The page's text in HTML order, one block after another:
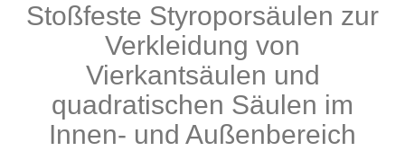
Stoßfeste Styroporsäulen zur
Verkleidung von
Vierkantsäulen und
quadratischen Säulen im
Innen- und Außenbereich